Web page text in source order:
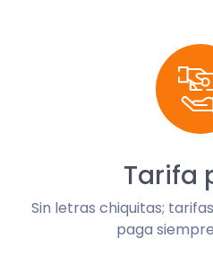
Tarifa
Sin letras chiquitas;
paga